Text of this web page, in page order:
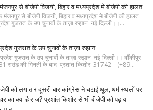
से बीजेपी विजयी, बिहार व मध्यप्रदेश मे बीजेपी की हालत
से बीजेपी विजयी, बिहार व मध्यप्रदेश मे बीजेपी की हालत
गुजरात के उप चुनावों के ताज़ा रुझान नई दिल्ली।।...
गुजरात के उप चुनावों के ताज़ा रुझान
गुजरात के उप चुनावों के ताज़ा रुझान नई दिल्ली।। बाँकीपुर
31 राउंड की गिनती के बाद प्रशांत किशोर 31742 (+89...
को लगातार दूसरी बार कांग्रेस ने चटाई धूल, धर्म स्थलों पर
का क्या है राज? प्रशांत किशोर से भी बीजेपी को पढ़ाया